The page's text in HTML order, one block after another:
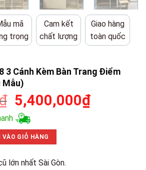
mã
trọng
Cam kết
chất lượng
Giao hàng
toàn quốc
3 Cánh Kèm Bàn Trang Điểm
Mẫu)
Giá
gốc
là:
6,900,000₫.
5,400,000₫Giá
Kèm Bàn Trang Điểm Mới 99% (Nhiều Mẫu) số lượng
VÀO GIỎ HÀNG
lớn nhất Sài Gòn.